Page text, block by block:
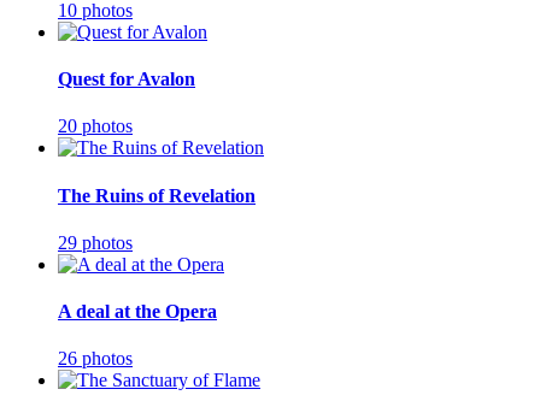
10 photos
Quest for Avalon
20 photos
The Ruins of Revelation
29 photos
A deal at the Opera
26 photos